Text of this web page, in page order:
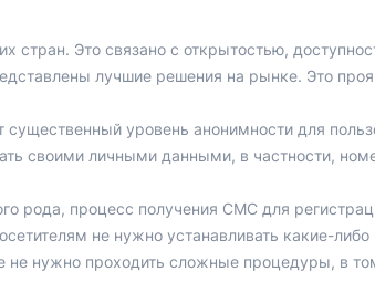
стран. Это связано с открытостью,
лучшие решения на рынке. Это
уровень анонимности для
своими личными данными, в частности,
рода, процесс получения СМС для
не нужно устанавливать какие-либо
не нужно проходить сложные процедуры, в